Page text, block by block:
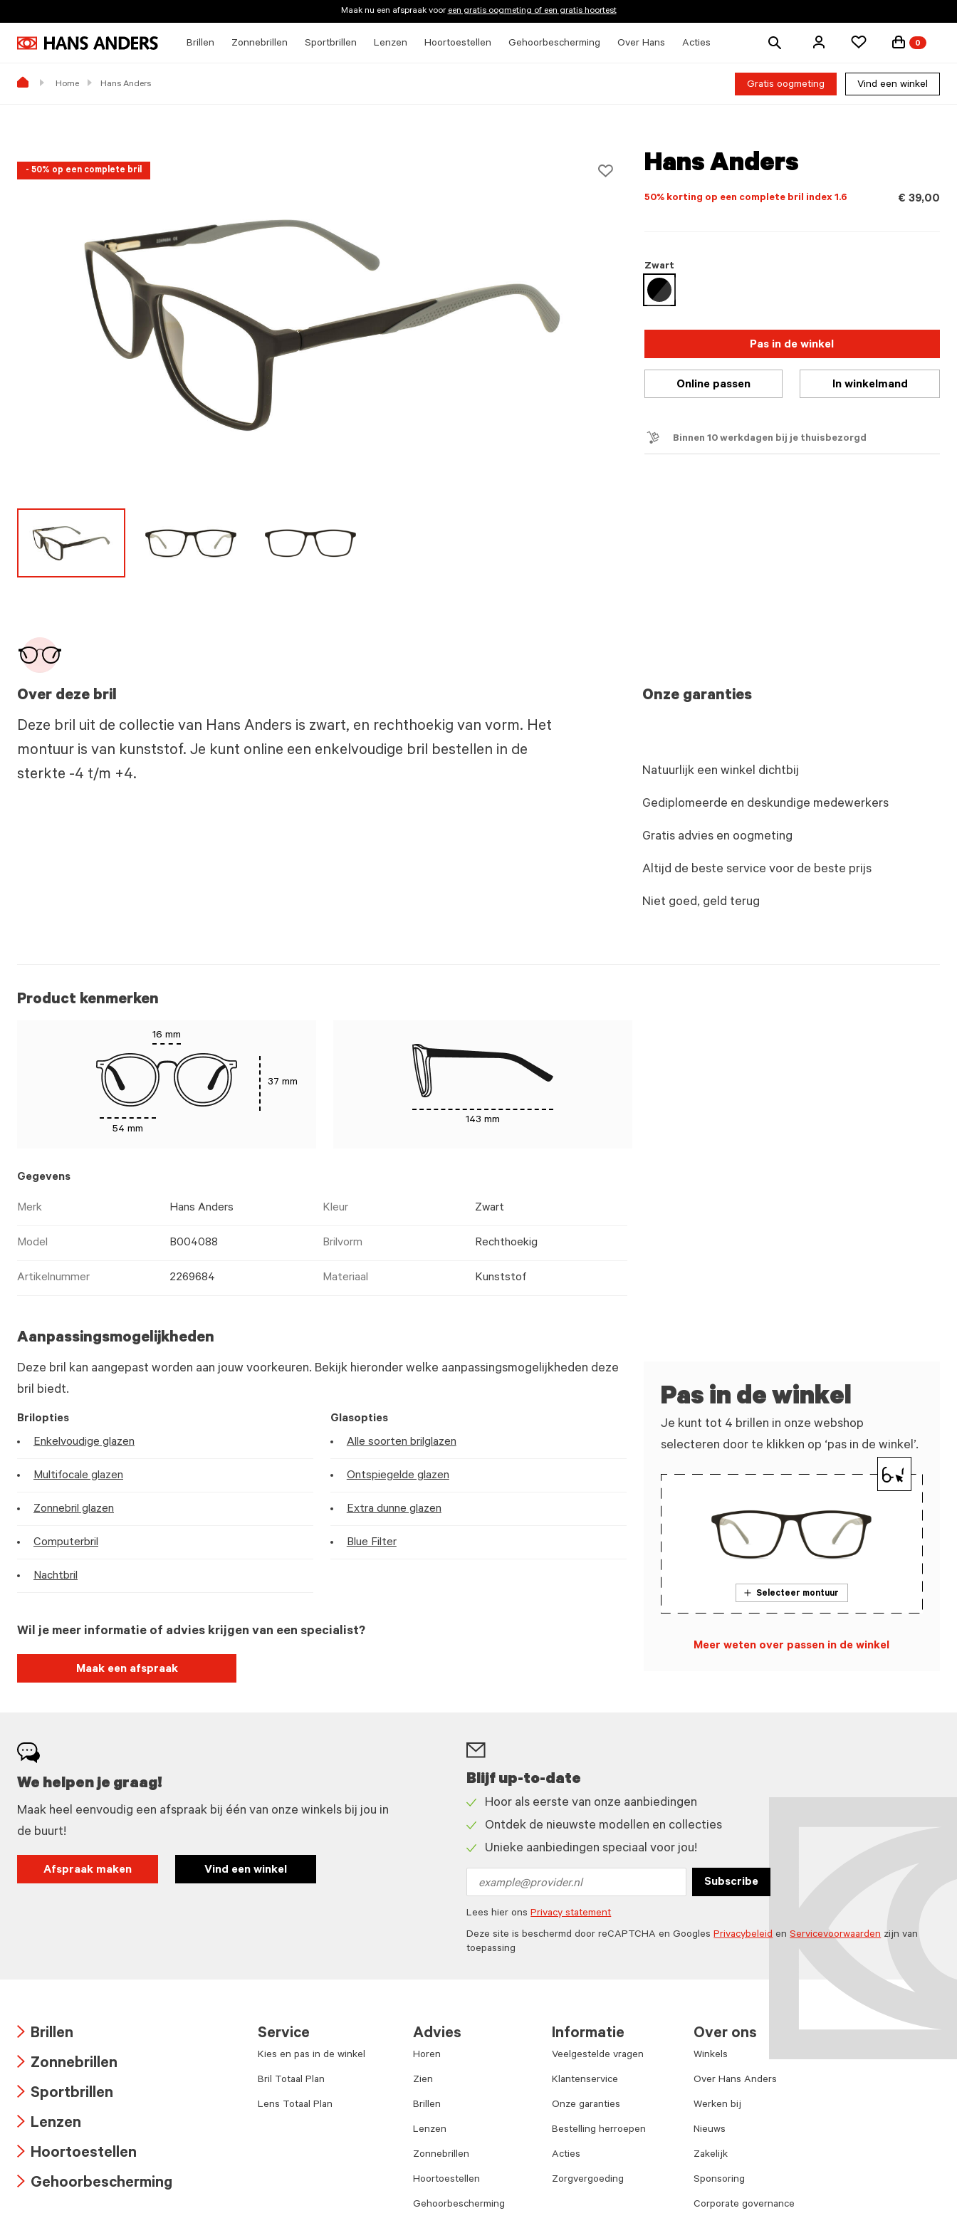
Maak nu een afspraak vooreen gratis oogmeting of een gratis hoortest
Brillen Zonnebrillen Sportbrillen Lenzen Hoortoestellen Gehoorbescherming Over Hans Acties
Zoek
0
Home Hans Anders Gratis oogmeting Vind een winkel
- 50% op een complete bril Hans Anders
50% korting op een complete bril index 1.6 € 39,00
Zwart
geselecteerd
Pas in de winkel
Online passen In winkelmand
Binnen 10 werkdagen bij je thuisbezorgd
Over deze bril
Deze bril uit de collectie van Hans Anders is zwart, en rechthoekig van vorm. Het
montuur is van kunststof. Je kunt online een enkelvoudige bril bestellen in de
sterkte -4 t/m +4.
Onze garanties
Natuurlijk een winkel dichtbij
Gediplomeerde en deskundige medewerkers
Gratis advies en oogmeting
Altijd de beste service voor de beste prijs
Niet goed, geld terug
Product kenmerken
16 mm
54 mm
37 mm
143 mm
Gegevens
Merk Hans Anders Kleur Zwart
Model B004088 Brilvorm Rechthoekig
Artikelnummer 2269684 Materiaal Kunststof
Aanpassingsmogelijkheden
Deze bril kan aangepast worden aan jouw voorkeuren. Bekijk hieronder welke aanpassingsmogelijkheden deze
bril biedt.
Brilopties
Enkelvoudige glazen
Multifocale glazen
Zonnebril glazen
Computerbril
Nachtbril
Glasopties
Alle soorten brilglazen
Ontspiegelde glazen
Extra dunne glazen
Blue Filter
Wil je meer informatie of advies krijgen van een specialist?
Maak een afspraak
Pas in de winkel
Je kunt tot 4 brillen in onze webshop
selecteren door te klikken op ‘pas in de winkel’.
Selecteer montuur
Meer weten over passen in de winkel
We helpen je graag!
Maak heel eenvoudig een afspraak bij één van onze winkels bij jou in
de buurt!
Afspraak maken Vind een winkel
Blijf up-to-date
icon
Hoor als eerste van onze aanbiedingen
icon
Ontdek de nieuwste modellen en collecties
Unieke aanbiedingen speciaal voor jou!
address
Subscribe
Lees hier onsPrivacy statement
Deze site is beschermd door reCAPTCHA en GooglesPrivacybeleidenServicevoorwaardenzijn van
toepassing
icon
Brillen
icon
Zonnebrillen
icon
Sportbrillen
icon
Lenzen
icon
Hoortoestellen
Gehoorbescherming
Service
Kies en pas in de winkel
Bril Totaal Plan
Lens Totaal Plan
Advies
Horen
Zien
Brillen
Lenzen
Zonnebrillen
Hoortoestellen
Gehoorbescherming
Informatie
Veelgestelde vragen
Klantenservice
Onze garanties
Bestelling herroepen
Acties
Zorgvergoeding
Over ons
Winkels
Over Hans Anders
Werken bij
Nieuws
Zakelijk
Sponsoring
Corporate governance